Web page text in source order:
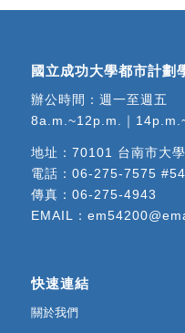
國立成功大學都市計劃
辦公時間：週一至週五
8a.m.~12p.m.｜
地址： 70101 台南市大
電話： 06-275-7575
傳真：06-275-4943
EMAIL：
快速連結
關於我們